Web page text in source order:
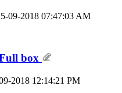
09-2018 07:47:03 AM
box
2018 12:14:21 PM